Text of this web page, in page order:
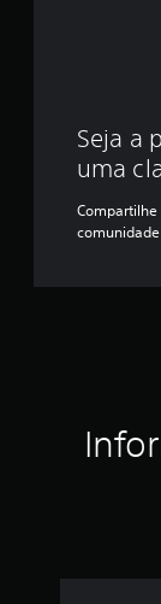
Seja a
uma